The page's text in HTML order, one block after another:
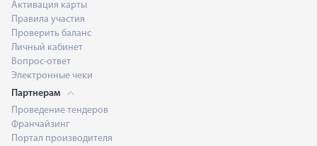
Активация карты
Правила участия
Проверить баланс
Личный кабинет
Вопрос-ответ
Электронные чеки
Партнерам
Проведение тендеров
Франчайзинг
Портал производителя